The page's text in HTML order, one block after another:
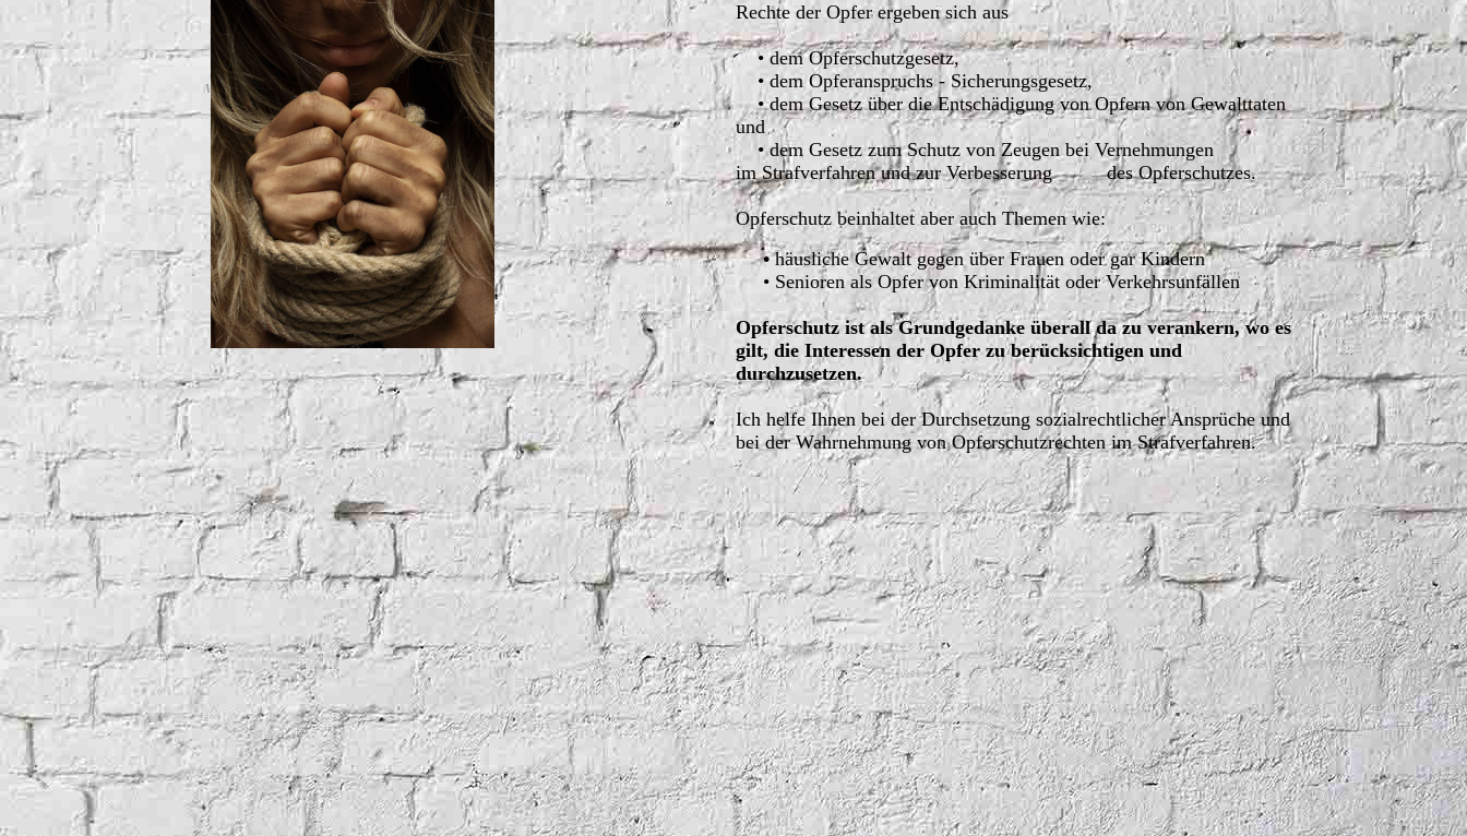
Rechte der Opfer ergeben sich aus
•dem Opferschutzgesetz,
• dem Opferanspruchs - Sicherungsgesetz,
• dem Gesetz über die Entschädigung von Opfern von Gewalttaten
und
• dem Gesetz zum Schutz von Zeugen bei Vernehmungen
imStrafverfahren und zur Verbesserung des Opferschutzes.
Opferschutz beinhaltet aber auch Themen wie:
•häusliche Gewalt gegen über Frauen oder gar Kindern
• Senioren als Opfer von Kriminalität oder Verkehrsunfällen
Opferschutz ist als Grundgedanke überall da zu verankern, wo es
gilt, die Interessen der Opfer zu berücksichtigen und
durchzusetzen.
Ich helfe Ihnen bei der Durchsetzung sozialrechtlicher Ansprüche und
bei der Wahrnehmung von Opferschutzrechten im Strafverfahren.